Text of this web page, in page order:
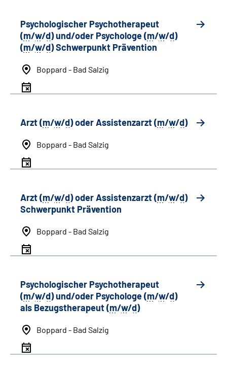
Psychologischer Psychotherapeut
(m/w/d) und/oder Psychologe (m/w/d)
(m/w/d) Schwerpunkt Prävention
Boppard - Bad Salzig
Arzt (m/w/d) oder Assistenzarzt (m/w/d)
Boppard - Bad Salzig
Arzt (m/w/d) oder Assistenzarzt (m/w/d)
Schwerpunkt Prävention
Boppard - Bad Salzig
Psychologischer Psychotherapeut
(m/w/d) und/oder Psychologe (m/w/d)
als Bezugstherapeut (m/w/d)
Boppard - Bad Salzig